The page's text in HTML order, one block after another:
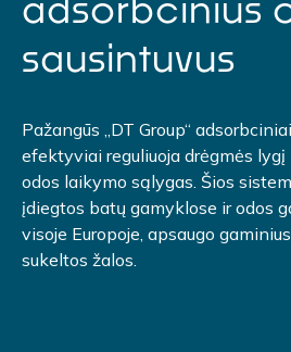
sausintuvus
Pažangūs „DT Group“
efektyviai reguliuoja drėgmės
odos laikymo sąlygas. Šios
įdiegtos batų gamyklose ir odos
visoje Europoje, apsaugo
sukeltos žalos.